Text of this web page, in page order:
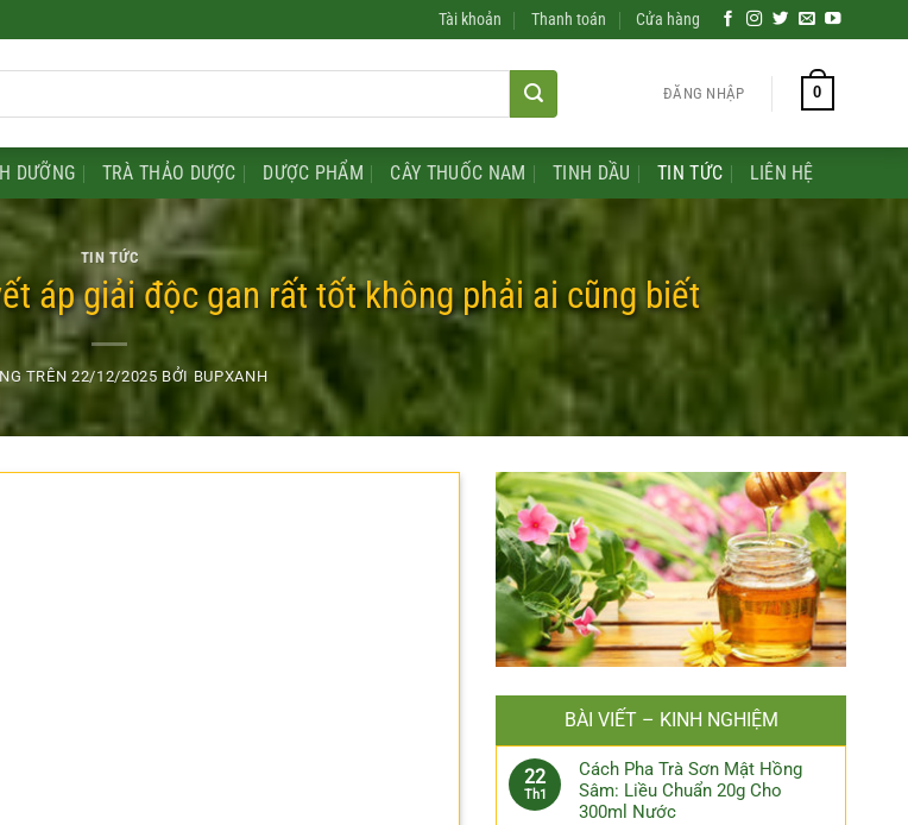
Tài khoản Thanh toán Cửa hàng
ĐĂNG NHẬP 0
DƯỠNG TRÀ THẢO DƯỢC DƯỢC PHẨM CÂY THUỐC NAM TINH DẦU TIN TỨC LIÊN HỆ
TIN TỨC
áp giải độc gan rất tốt không phải ai cũng biết
TRÊN22/12/2025 BỞI BUPXANH
BÀI VIẾT – KINH NGHIỆM
22
Th1
Cách Pha Trà Sơn Mật Hồng
Sâm: Liều Chuẩn 20g Cho
300ml Nước